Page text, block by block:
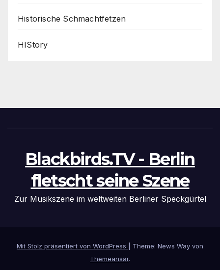
Historische Schmachtfetzen
HIStory
Blackbirds.TV - Berlin
fletscht seine Szene
Zur Musikszene im weltweiten Berliner Speckgürtel
Mit Stolz präsentiert von WordPress
Theme: News Way von
Themeansar.